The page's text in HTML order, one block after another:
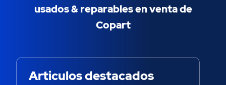
usados & ​​reparables en venta de
Copart
Articulos destacados